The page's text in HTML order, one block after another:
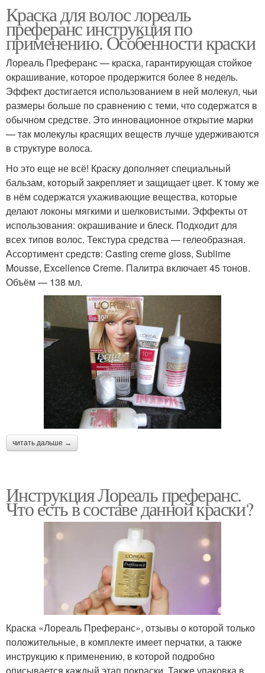
Краска для волос лореаль
преферанс инструкция по
применению. Особенности краски
Лореаль Преферанс — краска, гарантирующая стойкое
окрашивание, которое продержится более 8 недель.
Эффект достигается использованием в ней молекул, чьи
размеры больше по сравнению с теми, что содержатся в
обычном средстве. Это инновационное открытие марки
— так молекулы красящих веществ лучше удерживаются
в структуре волоса.
Но это еще не всё! Краску дополняет специальный
бальзам, который закрепляет и защищает цвет. К тому же
в нём содержатся ухаживающие вещества, которые
делают локоны мягкими и шелковистыми. Эффекты от
использования: окрашивание и блеск. Подходит для
всех типов волос. Текстура средства — гелеобразная.
Ассортимент средств: Casting creme gloss, Sublime
Mousse, Excellence Creme. Палитра включает 45 тонов.
Объём — 138 мл.
читать дальше →
Инструкция Лореаль преферанс.
Что есть в составе данной краски?
Краска «Лореаль Преферанс», отзывы о которой только
положительные, в комплекте имеет перчатки, а также
инструкцию к применению, в которой подробно